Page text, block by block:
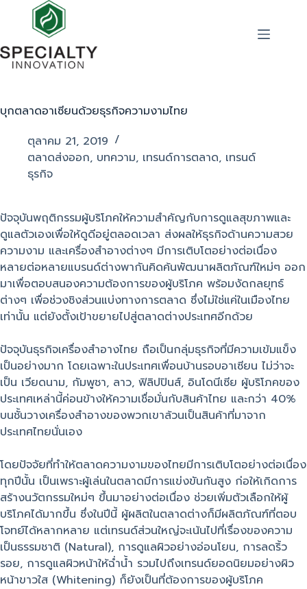
บุกตลาดอาเซียนด้วยธุรกิจความงามไทย
ตุลาคม 21, 2019
ตลาดส่งออก, บทความ, เทรนด์การตลาด, เทรนด์
ธุรกิจ
ปัจจุบันพฤติกรรมผู้บริโภคให้ความสำคัญกับการดูแลสุขภาพและ
ดูแลตัวเองเพื่อให้ดูดีอยู่ตลอดเวลา ส่งผลให้ธุรกิจด้านความสวย
ความงาม และเครื่องสำอางต่างๆ มีการเติบโตอย่างต่อเนื่อง
หลายต่อหลายแบรนด์ต่างพากันคิดค้นพัฒนาผลิตภัณฑ์ใหม่ๆ ออก
มาเพื่อตอบสนองความต้องการของผู้บริโภค พร้อมงัดกลยุทธ์
ต่างๆ เพื่อช่วงชิงส่วนแบ่งทางการตลาด ซึ่งไม่ใช่แค่ในเมืองไทย
เท่านั้น แต่ยังตั้งเป้าขยายไปสู่ตลาดต่างประเทศอีกด้วย
ปัจจุบันธุรกิจเครื่องสำอางไทย ถือเป็นกลุ่มธุรกิจที่มีความเข้มแข็ง
เป็นอย่างมาก โดยเฉพาะในประเทศเพื่อนบ้านรอบอาเซียน ไม่ว่าจะ
เป็น เวียดนาม, กัมพูชา, ลาว, ฟิลิปปินส์, อินโดนีเซีย ผู้บริโภคของ
ประเทศเหล่านี้ค่อนข้างให้ความเชื่อมั่นกับสินค้าไทย และกว่า 40%
บนชั้นวางเครื่องสำอางของพวกเขาล้วนเป็นสินค้าที่มาจาก
ประเทศไทยนั่นเอง
โดยปัจจัยที่ทำให้ตลาดความงามของไทยมีการเติบโตอย่างต่อเนื่อง
ทุกปีนั้น เป็นเพราะผู้เล่นในตลาดมีการแข่งขันกันสูง ก่อให้เกิดการ
สร้างนวัตกรรมใหม่ๆ ขึ้นมาอย่างต่อเนื่อง ช่วยเพิ่มตัวเลือกให้ผู้
บริโภคได้มากขึ้น ซึ่งในปีนี้ ผู้ผลิตในตลาดต่างก็มีผลิตภัณฑ์ที่ตอบ
โจทย์ได้หลากหลาย แต่เทรนด์ส่วนใหญ่จะเน้นไปที่เรื่องของความ
เป็นธรรมชาติ (Natural), การดูแลผิวอย่างอ่อนโยน, การลดริ้ว
รอย, การดูแลผิวหน้าให้ฉ่ำน้ำ รวมไปถึงเทรนด์ยอดนิยมอย่างผิว
หน้าขาวใส (Whitening) ก็ยังเป็นที่ต้องการของผู้บริโภค